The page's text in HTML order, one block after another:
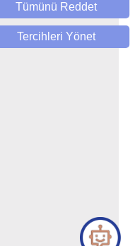
Tümünü Reddet
Tercihleri Yönet
hakları saklıdır.